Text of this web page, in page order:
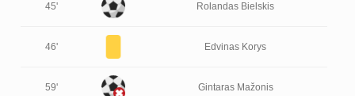
45' Rolandas Bielskis
46' Edvinas Korys
59' Gintaras Mažonis